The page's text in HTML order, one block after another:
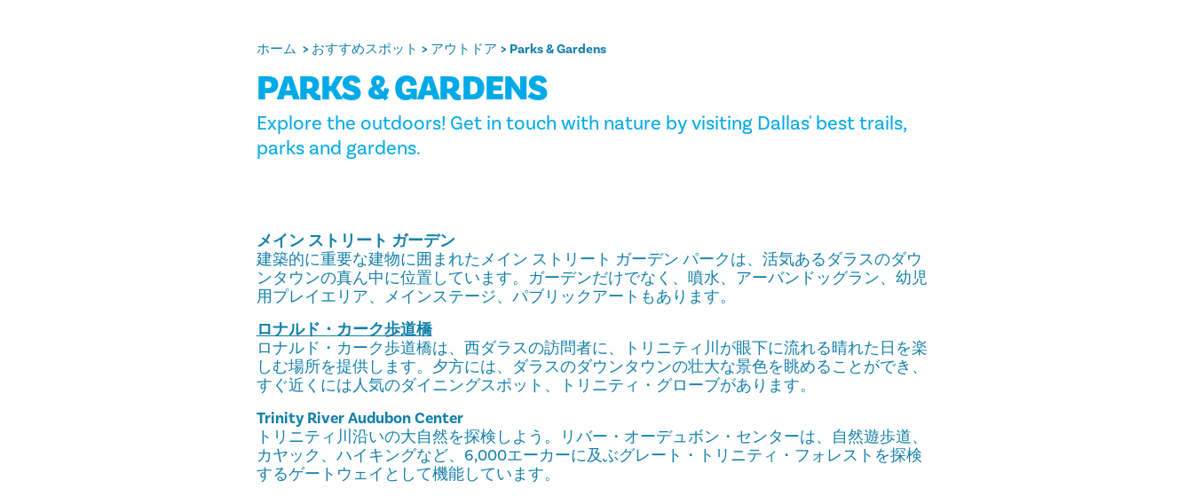
ホーム おすすめスポット アウトドア Parks & Gardens
PARKS & GARDENS
Explore the outdoors! Get in touch with nature by visiting Dallas' best trails,
parks and gardens.
メイン ストリート ガーデン
建築的に重要な建物に囲まれたメイン ストリート ガーデン パークは、活気あるダラスのダウ
ンタウンの真ん中に位置しています。ガーデンだけでなく、噴水、アーバンドッグラン、幼児
用プレイエリア、メインステージ、パブリックアートもあります。
ロナルド・カーク歩道橋
ロナルド・カーク歩道橋は、西ダラスの訪問者に、トリニティ川が眼下に流れる晴れた日を楽
しむ場所を提供します。夕方には、ダラスのダウンタウンの壮大な景色を眺めることができ、
すぐ近くには人気のダイニングスポット、トリニティ・グローブがあります。
Trinity River Audubon Center
トリニティ川沿いの大自然を探検しよう。リバー・オーデュボン・センターは、自然遊歩道、
カヤック、ハイキングなど、6,000エーカーに及ぶグレート・トリニティ・フォレストを探検
するゲートウェイとして機能しています。